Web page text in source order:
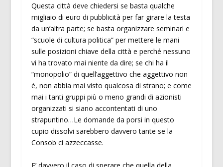
Questa città deve chiedersi se basta qualche
migliaio di euro di pubblicità per far girare la testa
da un’altra parte; se basta organizzare seminari e
“scuole di cultura politica” per mettere le mani
sulle posizioni chiave della città e perché nessuno
vi ha trovato mai niente da dire; se chi ha il
“monopolio” di quell’aggettivo che aggettivo non
è, non abbia mai visto qualcosa di strano; e come
mai i tanti gruppi più o meno grandi di azionisti
organizzati si siano accontentati di uno
strapuntino…Le domande da porsi in questo
cupio dissolvi sarebbero davvero tante se la
Consob ci azzeccasse.